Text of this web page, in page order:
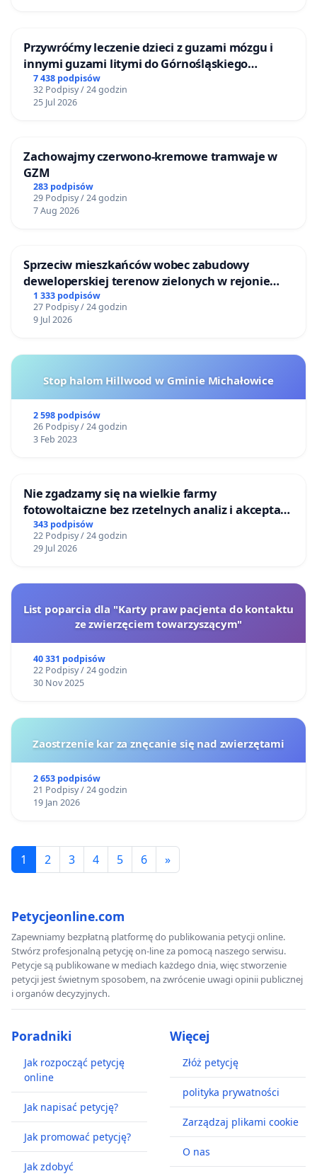
Przywróćmy leczenie dzieci z guzami mózgu i
innymi guzami litymi do Górnośląskiego
Centrum Zdrowia Dziecka w Katowicach
7 438 podpisów
32 Podpisy / 24 godzin
25 Jul 2026
Zachowajmy czerwono-kremowe tramwaje w
GZM
283 podpisów
29 Podpisy / 24 godzin
7 Aug 2026
Sprzeciw mieszkańców wobec zabudowy
deweloperskiej terenow zielonych w rejonie
Bulwarów Straceńskich w Bielsku-Białej
1 333 podpisów
27 Podpisy / 24 godzin
9 Jul 2026
Stop halom Hillwood w Gminie Michałowice
2 598 podpisów
26 Podpisy / 24 godzin
3 Feb 2023
Nie zgadzamy się na wielkie farmy
fotowoltaiczne bez rzetelnych analiz i akceptacji
mieszkańców
343 podpisów
22 Podpisy / 24 godzin
29 Jul 2026
List poparcia dla "Karty praw pacjenta do kontaktu
ze zwierzęciem towarzyszącym"
40 331 podpisów
22 Podpisy / 24 godzin
30 Nov 2025
Zaostrzenie kar za znęcanie się nad zwierzętami
2 653 podpisów
21 Podpisy / 24 godzin
19 Jan 2026
1 2 3 4 5 6 »
Petycjeonline.com
Zapewniamy bezpłatną platformę do publikowania petycji online.
Stwórz profesjonalną petycję on-line za pomocą naszego serwisu.
Petycje są publikowane w mediach każdego dnia, więc stworzenie
petycji jest świetnym sposobem, na zwrócenie uwagi opinii publicznej
i organów decyzyjnych.
Poradniki
Jak rozpocząć petycję
online
Jak napisać petycję?
Jak promować petycję?
Jak zdobyć
Więcej
Złóż petycję
polityka prywatności
Zarządzaj plikami cookie
O nas